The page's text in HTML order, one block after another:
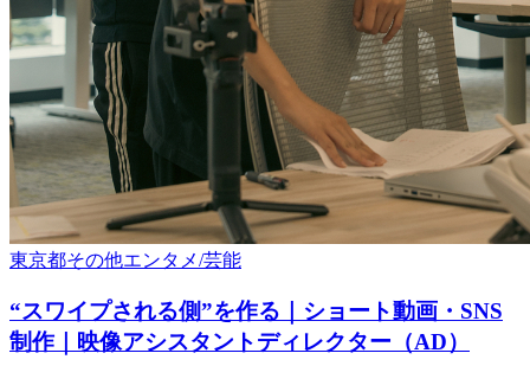
東京都その他エンタメ/芸能
“スワイプされる側”を作る｜ショート動画・SNS
制作｜映像アシスタントディレクター（AD）